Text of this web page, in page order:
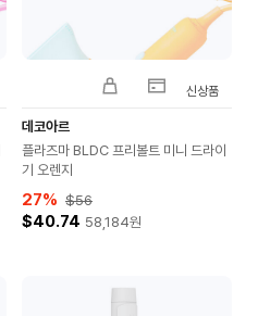
데코아르
플라즈마 BLDC 프리볼트 미니 드라이
기 오렌지
27% $56
$40.74 58,184원
신상품